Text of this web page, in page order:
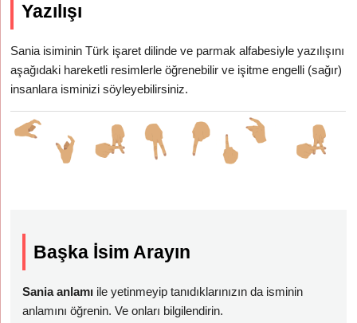
Yazılışı
Sania isiminin Türk işaret dilinde ve parmak alfabesiyle yazılışını
aşağıdaki hareketli resimlerle öğrenebilir ve işitme engelli (sağır)
insanlara isminizi söyleyebilirsiniz.
Başka İsim Arayın
Sania anlamı ile yetinmeyip tanıdıklarınızın da isminin
anlamını öğrenin. Ve onları bilgilendirin.